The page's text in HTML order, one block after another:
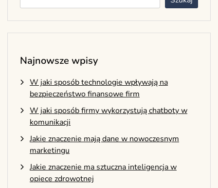
Najnowsze wpisy
W jaki sposób technologie wpływają na
bezpieczeństwo finansowe firm
W jaki sposób firmy wykorzystują chatboty w
komunikacji
Jakie znaczenie mają dane w nowoczesnym
marketingu
Jakie znaczenie ma sztuczna inteligencja w
opiece zdrowotnej